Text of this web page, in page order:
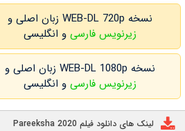
نسخه WEB-DL 720p زبان اصلی و
زیرنویس فارسی و انگلیسی
نسخه WEB-DL 1080p زبان اصلی و
زیرنویس فارسی و انگلیسی
لینک های دانلود فیلم Pareeksha 2020